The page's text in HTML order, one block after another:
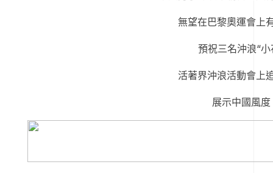
無望在巴黎奧運會上
預祝三名沖浪“小
活著界沖浪活動會上
展示中國風度